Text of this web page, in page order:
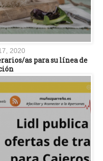
2020
as para su línea de